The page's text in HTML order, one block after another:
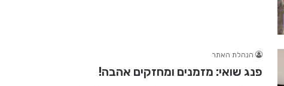
הנהלת האתר
פנג שואי: מזמנים ומחזקים אהבה!